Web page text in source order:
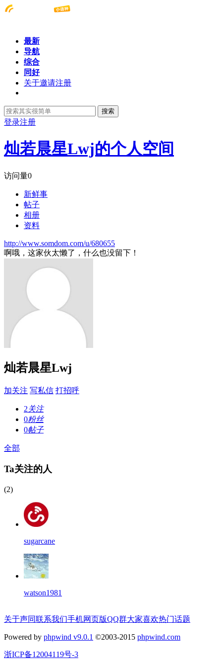
最新
导航
综合
同好
关于邀请注册
搜索
登录注册
灿若晨星Lwj的个人空间
访问量0
新鲜事
帖子
相册
资料
http://www.somdom.com/u/680655
啊哦，这家伙太懒了，什么也没留下！
灿若晨星Lwj
加关注 写私信 打招呼
2关注
0粉丝
0帖子
全部
Ta关注的人
(2)
sugarcane
watson1981
关于声同联系我们手机网页版QQ群大家喜欢热门话题
Powered by phpwind v9.0.1 ©2003-2015 phpwind.com
浙ICP备12004119号-3